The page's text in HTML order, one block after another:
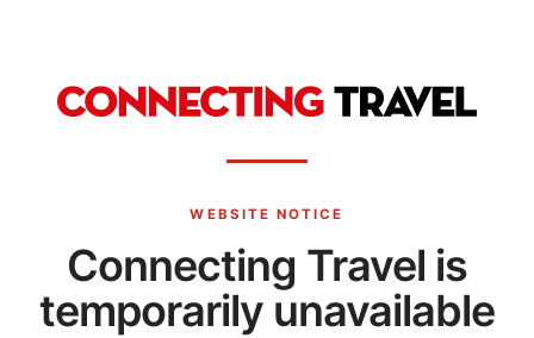
WEBSITE NOTICE
Connecting Travel is
temporarily unavailable